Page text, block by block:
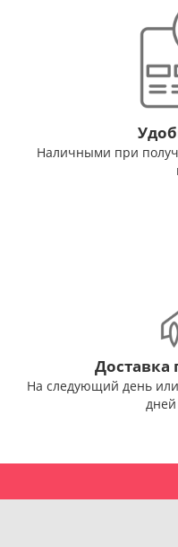
Наличными при
Доставка
На следующий день